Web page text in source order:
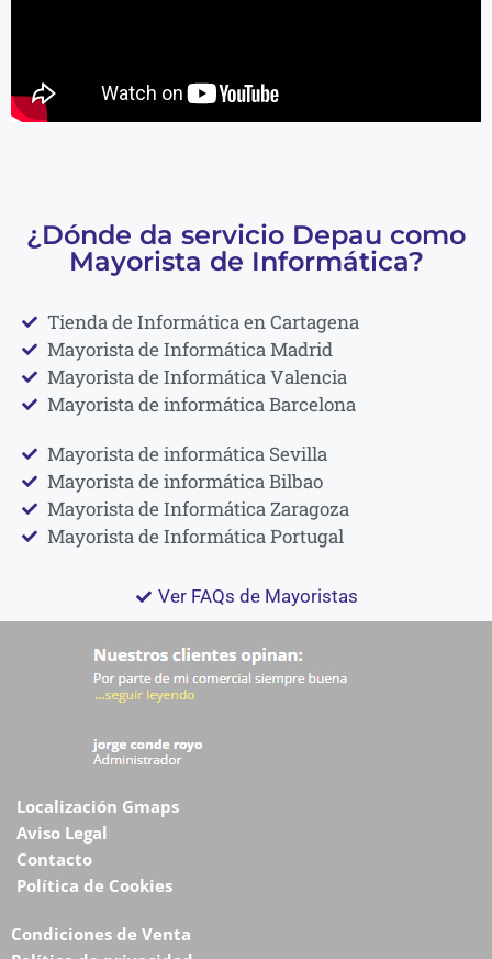
¿Dónde da servicio Depau como
Mayorista de Informática?
Tienda de Informática en Cartagena
Mayorista de Informática Madrid
Mayorista de Informática Valencia
Mayorista de informática Barcelona
Mayorista de informática Sevilla
Mayorista de informática Bilbao
Mayorista de Informática Zaragoza
Mayorista de Informática Portugal
Ver FAQs de Mayoristas
Localización Gmaps
Aviso Legal
Contacto
Política de Cookies
Condiciones de Venta